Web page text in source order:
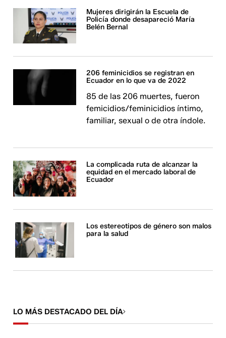
Mujeres dirigirán la Escuela de
Policía donde desapareció María
Belén Bernal
206 feminicidios se registran en
Ecuador en lo que va de 2022
85 de las 206 muertes, fueron
femicidios/feminicidios íntimo,
familiar, sexual o de otra índole.
La complicada ruta de alcanzar la
equidad en el mercado laboral de
Ecuador
Los estereotipos de género son malos
para la salud
LO MÁS DESTACADO DEL DÍA